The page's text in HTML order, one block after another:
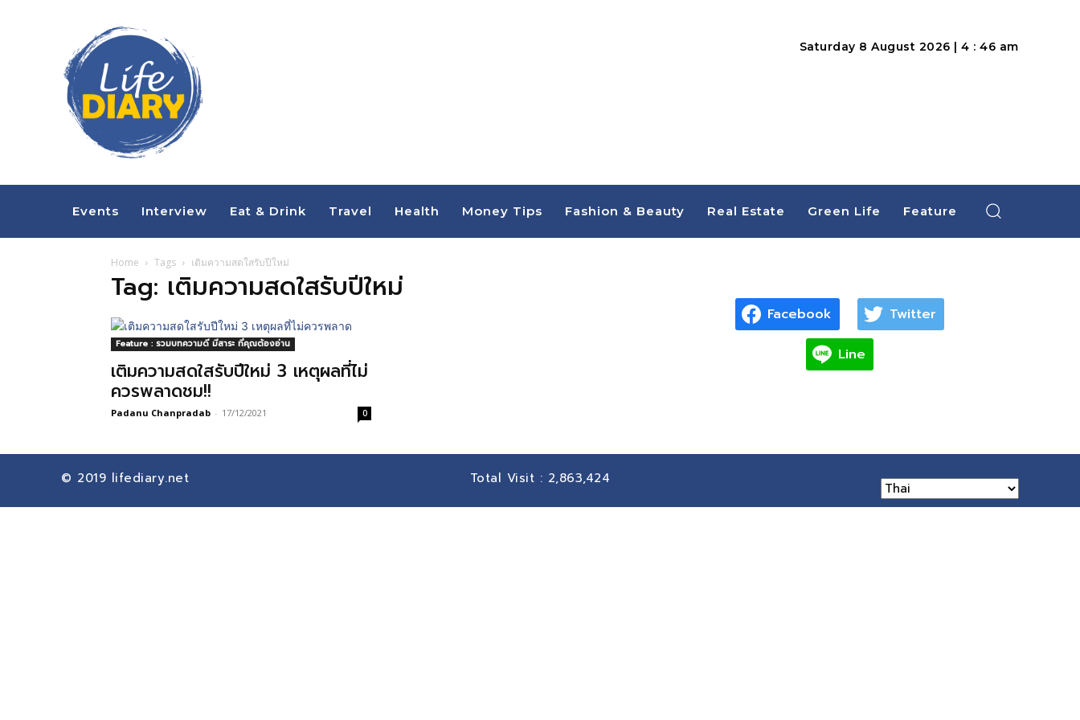
Saturday 8 August 2026 | 4 : 46 am
Events Interview Eat & Drink Travel Health Money Tips Fashion & Beauty Real Estate Green Life Feature
Home Tags เติมความสดใสรับปีใหม่
Tag: เติมความสดใสรับปีใหม่
Feature : รวมบทความดี มีสาระ ที่คุณต้องอ่าน
เติมความสดใสรับปีใหม่ 3 เหตุผลที่ไม่
ควรพลาดชม!!
Padanu Chanpradab - 17/12/2021 0
Facebook Twitter
Line
© 2019 lifediary.net Total Visit : 2,863,424